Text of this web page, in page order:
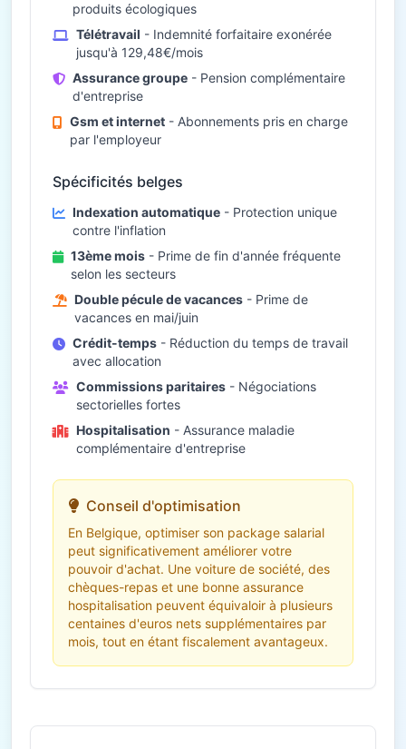
produits écologiques
Télétravail - Indemnité forfaitaire exonérée
jusqu'à 129,48€/mois
Assurance groupe - Pension complémentaire
d'entreprise
Gsm et internet - Abonnements pris en charge
par l'employeur
Spécificités belges
Indexation automatique - Protection unique
contre l'inflation
13ème mois - Prime de fin d'année fréquente
selon les secteurs
Double pécule de vacances - Prime de
vacances en mai/juin
Crédit-temps - Réduction du temps de travail
avec allocation
Commissions paritaires - Négociations
sectorielles fortes
Hospitalisation - Assurance maladie
complémentaire d'entreprise
Conseil d'optimisation
En Belgique, optimiser son package salarial
peut significativement améliorer votre
pouvoir d'achat. Une voiture de société, des
chèques-repas et une bonne assurance
hospitalisation peuvent équivaloir à plusieurs
centaines d'euros nets supplémentaires par
mois, tout en étant fiscalement avantageux.